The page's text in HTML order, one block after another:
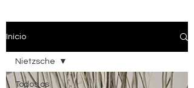
Início
Todos os
Nietzsche